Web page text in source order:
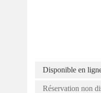
Disponible en
Réservation non